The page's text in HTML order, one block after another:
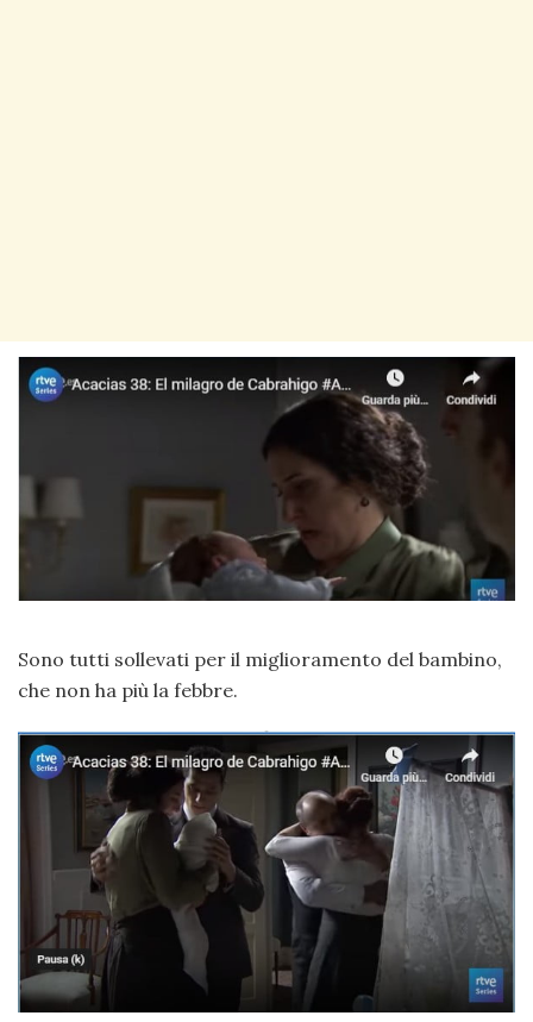
Sono tutti sollevati per il miglioramento del bambino,
che non ha più la febbre.